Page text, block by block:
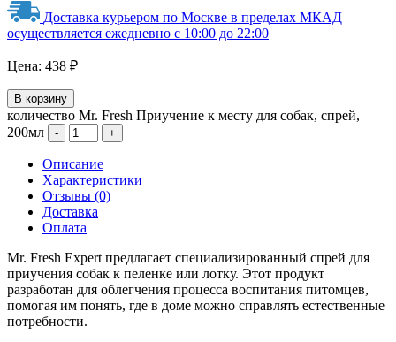
Доставка курьером по Москве в пределах МКАД
осуществляется ежедневно с 10:00 до 22:00
Цена: 438 ₽
В корзину
количество Mr. Fresh Приучение к месту для собак, спрей,
200мл
Описание
Характеристики
Отзывы (0)
Доставка
Оплата
Mr. Fresh Expert предлагает специализированный спрей для
приучения собак к пеленке или лотку. Этот продукт
разработан для облегчения процесса воспитания питомцев,
помогая им понять, где в доме можно справлять естественные
потребности.